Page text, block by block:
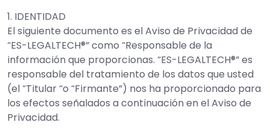
1. IDENTIDAD
El siguiente documento es el Aviso de Privacidad de
“ES-LEGALTECH®” como “Responsable de la
información que proporcionas. “ES-LEGALTECH®” es
responsable del tratamiento de los datos que usted
(el “Titular “o “Firmante”) nos ha proporcionado para
los efectos señalados a continuación en el Aviso de
Privacidad.